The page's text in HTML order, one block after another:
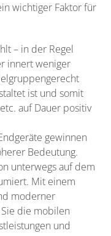
wichtiger Faktor für
– in der Regel
innert weniger
ist und somit
auf Dauer positiv
gewinnen
Bedeutung.
unterwegs auf dem
Mit einem
moderner
die mobilen
und